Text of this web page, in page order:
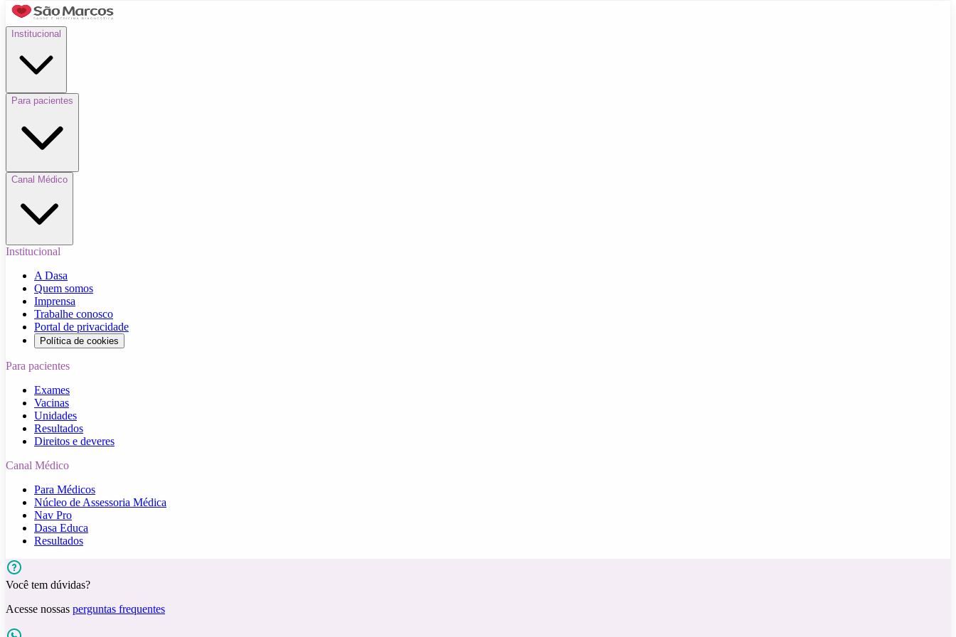
Institucional
Para pacientes
Canal Médico
Institucional
A Dasa
Quem somos
Imprensa
Trabalhe conosco
Portal de privacidade
Política de cookies
Para pacientes
Exames
Vacinas
Unidades
Resultados
Direitos e deveres
Canal Médico
Para Médicos
Núcleo de Assessoria Médica
Nav Pro
Dasa Educa
Resultados
Você tem dúvidas?
Acesse nossas perguntas frequentes